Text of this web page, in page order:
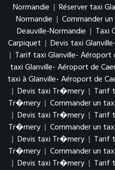
Normandie | Réserver taxi
Normandie | Commander
Deauville-Normandie | Taxi
Carpiquet | Devis taxi
| Tarif taxi Glanville- Aéroport
taxi Glanville- Aéroport de
taxi à Glanville- Aéroport de
| Devis taxi Tr�mery | Tarif
Tr�mery | Commander un
| Devis taxi Tr�mery | Tarif
Tr�mery | Commander un
| Devis taxi Tr�mery | Tarif
Tr�mery | Commander un
| Devis taxi Tr�mery | Tarif